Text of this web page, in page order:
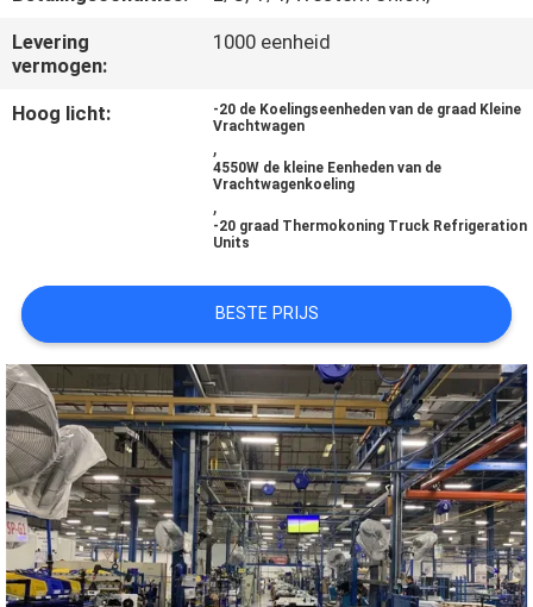
ONS
OP
SITEMAP
PRIVACYBELEID
Levering
vermogen:
1000 eenheid
Hoog licht:
-20 de Koelingseenheden van de graad Kleine
Vrachtwagen
,
4550W de kleine Eenheden van de
Vrachtwagenkoeling
,
-20 graad Thermokoning Truck Refrigeration
Units
BESTE PRIJS